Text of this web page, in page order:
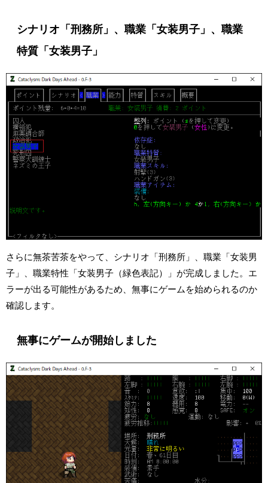
シナリオ「刑務所」、職業「女装男子」、職業
特質「女装男子」
さらに無茶苦茶をやって、シナリオ「刑務所」、職業「女装男
子」、職業特性「女装男子（緑色表記）」が完成しました。エ
ラーが出る可能性があるため、無事にゲームを始められるのか
確認します。
無事にゲームが開始しました